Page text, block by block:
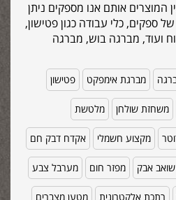
המוצרים אותם אנו מספקים ניתן
ספקים, כלי עבודה כגון פטישון,
ועוד, מברגה בוש, מברגה
מברגת אימפקט פטישון
משחזת שולחן מלטשת
מקצוע חשמלי אקדח דבק חם
שואב אבק מפזר חום מערבל צבע
רתכת אלקטרונית מטען מצברים